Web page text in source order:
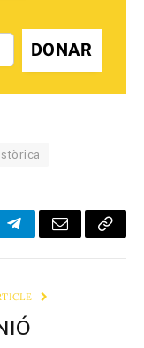
DONAR
TelegramEmail Copy